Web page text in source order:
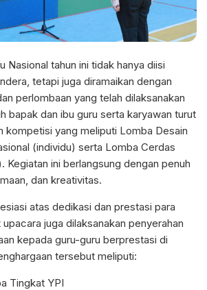
Nasional tahun ini tidak hanya diisi
tetapi juga diramaikan dengan
perlombaan yang telah dilaksanakan
bapak dan ibu guru serta karyawan turut
kompetisi yang meliputi Lomba Desain
(individu) serta Lomba Cerdas
ini berlangsung dengan penuh
dan kreativitas.
atas dedikasi dan prestasi para
juga dilaksanakan penyerahan
kepada guru-guru berprestasi di
tersebut meliputi:
Tingkat YPI